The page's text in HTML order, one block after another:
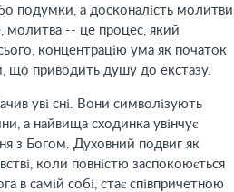
подумки, а досконалість молитви
молитва -- це процес, який
концентрацію ума як початок
що приводить душу до екстазу.
уві сні. Вони символізують
а найвища сходинка увінчує
з Богом. Духовний подвиг як
коли повністю заспокоюється
в самій собі, стає співпричетною